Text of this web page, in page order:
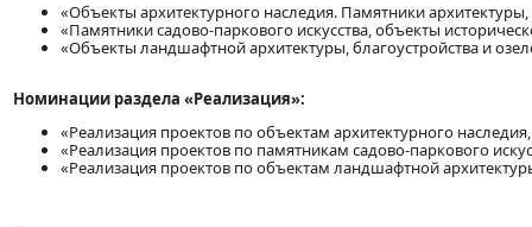
«Объекты архитектурного наследия. Памятники
«Памятники садово-паркового искусства, объекты
«Объекты ландшафтной архитектуры, благоустройства и
Номинации раздела «Реализация»:
«Реализация проектов по объектам архитектурного
«Реализация проектов по памятникам садово-паркового
«Реализация проектов по объектам ландшафтной